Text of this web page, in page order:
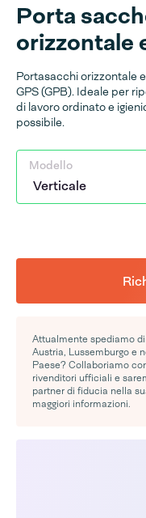
Porta
orizzontale
Portasacchi orizzontale
GPS (GPB). Ideale per
di lavoro ordinato e
possibile.
Modello
Attualmente spediamo
Austria, Lussemburgo e
Paese? Collaboriamo
rivenditori ufficiali e
partner di fiducia nella
maggiori informazioni.